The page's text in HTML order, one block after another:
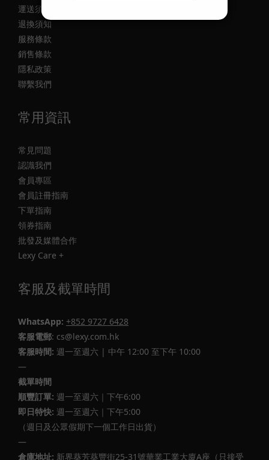
運送須知
退換須知
服務條款
銷售條款
隱私政策
聯繫我們
常用資訊
常見問題
認識我們
會員專區
會員註冊指南
下單指南
領券指南
批發及媒體合作
Lexy Care +
客服及截單時間
WhatsApp: +852 9727 6428
客服電郵: cs@lexy.com.hk
客服時間: 週一至週六 | 中午 12:00 至下午 10:00
—
截單時間
順豐訂單: 週一至週六｜下午6:00
即日特快: 週一至週六｜下午5:00
（週日及公眾假期下一個工作日出貨）
—
倉庫地址: 新界葵芳葵豐街25-31號華業工業大廈A座（只接受